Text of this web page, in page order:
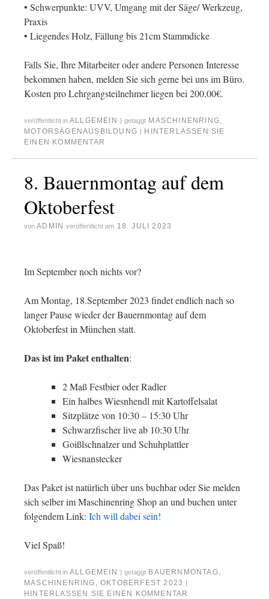
• Schwerpunkte: UVV, Umgang mit der Säge/ Werkzeug,
Praxis
• Liegendes Holz, Fällung bis 21cm Stammdicke
Falls Sie, Ihre Mitarbeiter oder andere Personen Interesse
bekommen haben, melden Sie sich gerne bei uns im Büro.
Kosten pro Lehrgangsteilnehmer liegen bei 200,00€.
veröffentlicht in ALLGEMEIN getaggt MASCHINENRING,
MOTORSÄGENAUSBILDUNG
HINTERLASSEN SIE
EINEN KOMMENTAR
8. Bauernmontag auf dem
Oktoberfest
von ADMIN veröffentlicht am 18. JULI 2023
Im September noch nichts vor?
Am Montag, 18.September 2023 findet endlich nach so
langer Pause wieder der Bauernmontag auf dem
Oktoberfest in München statt.
Das ist im Paket enthalten:
2 Maß Festbier oder Radler
Ein halbes Wiesnhendl mit Kartoffelsalat
Sitzplätze von 10:30 – 15:30 Uhr
Schwarzfischer live ab 10:30 Uhr
Goißlschnalzer und Schuhplattler
Wiesnanstecker
Das Paket ist natürlich über uns buchbar oder Sie melden
sich selber im Maschinenring Shop an und buchen unter
folgendem Link: Ich will dabei sein!
Viel Spaß!
veröffentlicht in ALLGEMEIN getaggt BAUERNMONTAG,
MASCHINENRING ,OKTOBERFEST 2023
HINTERLASSEN SIE EINEN KOMMENTAR